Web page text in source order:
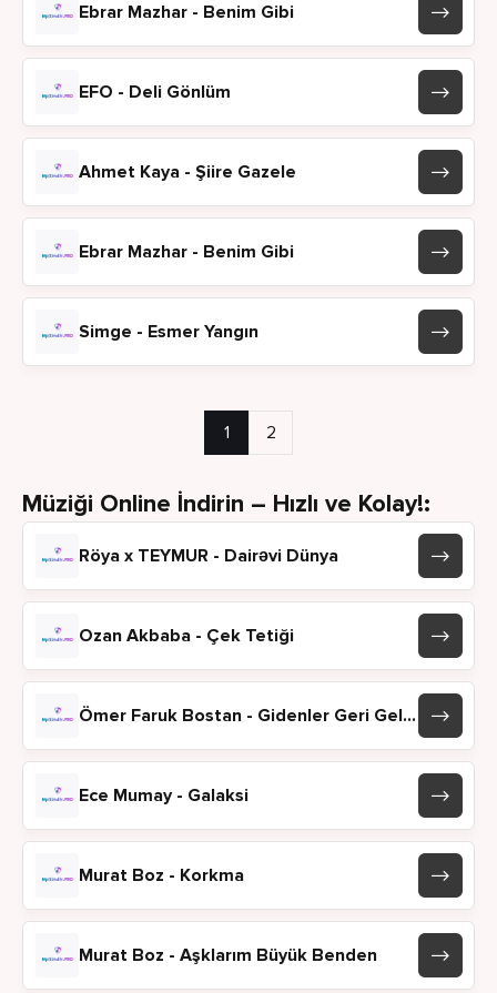
Ebrar Mazhar - Benim Gibi
EFO - Deli Gönlüm
Ahmet Kaya - Şiire Gazele
Ebrar Mazhar - Benim Gibi
Simge - Esmer Yangın
1 2
Müziği Online İndirin – Hızlı ve Kolay!:
Röya x TEYMUR - Dairəvi Dünya
Ozan Akbaba - Çek Tetiği
Ömer Faruk Bostan - Gidenler Geri Gelmez
Ece Mumay - Galaksi
Murat Boz - Korkma
Murat Boz - Aşklarım Büyük Benden